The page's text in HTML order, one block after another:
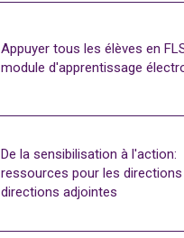
Appuyer tous les élèves en
module d'apprentissage
De la sensibilisation à l'action:
ressources pour les
directions adjointes